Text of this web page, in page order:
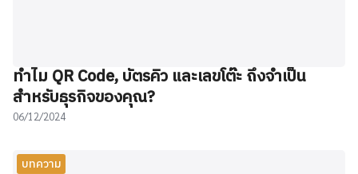
ทำไม QR Code, บัตรคิว และเลขโต๊ะ ถึงจำเป็น
สำหรับธุรกิจของคุณ?
06/12/2024
บทความ